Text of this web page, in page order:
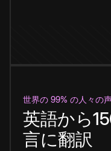
世界の 99% の人々の
英語から
言に翻訳